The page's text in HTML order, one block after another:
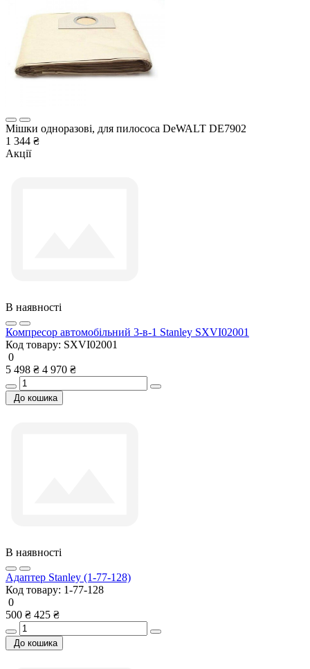
Мішки одноразові, для пилососа DeWALT DE7902
1 344 ₴
Акції
В наявності
Компресор автомобільний 3-в-1 Stanley SXVI02001
Код товару: SXVI02001
0
5 498 ₴ 4 970 ₴
До кошика
В наявності
Адаптер Stanley (1-77-128)
Код товару: 1-77-128
0
500 ₴ 425 ₴
До кошика